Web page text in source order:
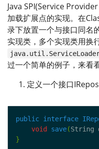
Java SPI(Service
加载扩展点的实现。在
录下放置一个与接口同名
实现类，多个实现类用换
过一个简单的例子，来看
定义一个接口
public interface
void
save(String
}